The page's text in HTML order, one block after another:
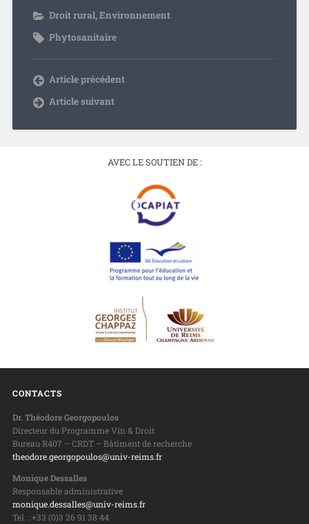
Droit rural,Environnement
Phytosanitaire
Article précédent
Article suivant
AVEC LE SOUTIEN DE :
CONTACTS
Dr. Théodore Georgopoulos
Directeur du Programme Vin & Droit
Bureau R407 – CRDT – Bâtiment de recherche
theodore.georgopoulos@univ-reims.fr
Monique Dessalles
Responsable administrative
monique.dessalles@univ-reims.fr
Tel. : +33 (0)3 26 91 38 44